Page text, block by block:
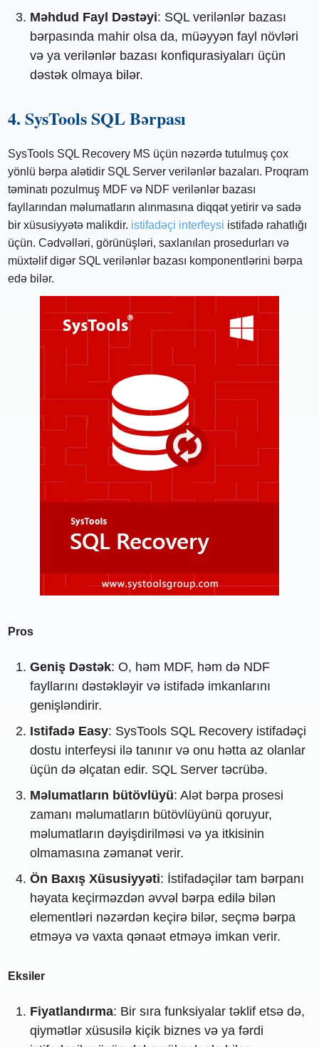
Məhdud Fayl Dəstəyi: SQL verilənlər bazası
bərpasında mahir olsa da, müəyyən fayl növləri
və ya verilənlər bazası konfiqurasiyaları üçün
dəstək olmaya bilər.
4. SysTools SQL Bərpası
SysTools SQL Recovery MS üçün nəzərdə tutulmuş çox
yönlü bərpa alətidir SQL Server verilənlər bazaları. Proqram
təminatı pozulmuş MDF və NDF verilənlər bazası
fayllarından məlumatların alınmasına diqqət yetirir və sadə
bir xüsusiyyətə malikdir. istifadəçi interfeysi istifadə rahatlığı
üçün. Cədvəlləri, görünüşləri, saxlanılan prosedurları və
müxtəlif digər SQL verilənlər bazası komponentlərini bərpa
edə bilər.
Pros
Geniş Dəstək: O, həm MDF, həm də NDF
fayllarını dəstəkləyir və istifadə imkanlarını
genişləndirir.
Istifadə Easy: SysTools SQL Recovery istifadəçi
dostu interfeysi ilə tanınır və onu hətta az olanlar
üçün də əlçatan edir. SQL Server təcrübə.
Məlumatların bütövlüyü: Alət bərpa prosesi
zamanı məlumatların bütövlüyünü qoruyur,
məlumatların dəyişdirilməsi və ya itkisinin
olmamasına zəmanət verir.
Ön Baxış Xüsusiyyəti: İstifadəçilər tam bərpanı
həyata keçirməzdən əvvəl bərpa edilə bilən
elementləri nəzərdən keçirə bilər, seçmə bərpa
etməyə və vaxta qənaət etməyə imkan verir.
Eksiler
Fiyatlandırma: Bir sıra funksiyalar təklif etsə də,
qiymətlər xüsusilə kiçik biznes və ya fərdi